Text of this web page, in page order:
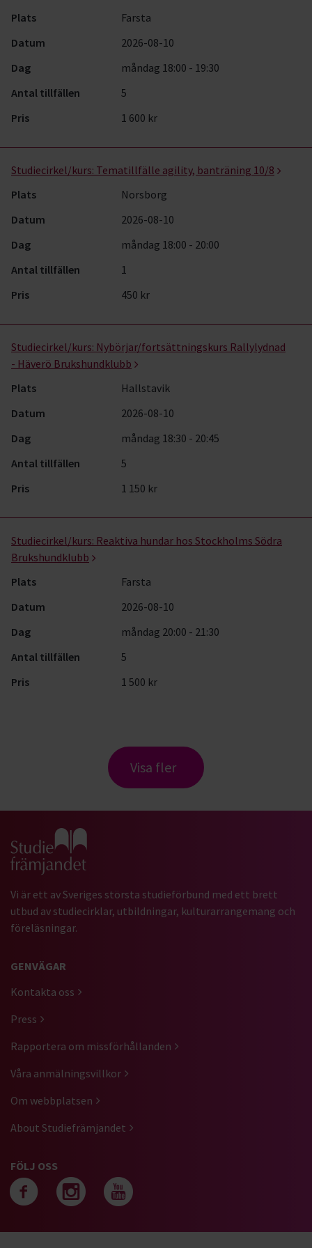
Plats
Farsta
Datum
2026-08-10
Dag
måndag 18:00 - 19:30
Antal tillfällen
5
Pris
1 600 kr
Studiecirkel/kurs: Tematillfälle agility, banträning 10/8
Plats
Norsborg
Datum
2026-08-10
Dag
måndag 18:00 - 20:00
Antal tillfällen
1
Pris
450 kr
Studiecirkel/kurs: Nybörjar/fortsättningskurs Rallylydnad
- Häverö Brukshundklubb
Plats
Hallstavik
Datum
2026-08-10
Dag
måndag 18:30 - 20:45
Antal tillfällen
5
Pris
1 150 kr
Studiecirkel/kurs: Reaktiva hundar hos Stockholms Södra
Brukshundklubb
Plats
Farsta
Datum
2026-08-10
Dag
måndag 20:00 - 21:30
Antal tillfällen
5
Pris
1 500 kr
Visa fler
Gå till studiefrämjandets startsida
Vi är ett av Sveriges största studieförbund med ett brett
utbud av studiecirklar, utbildningar, kulturarrangemang och
föreläsningar.
GENVÄGAR
Kontakta oss
Press
Rapportera om missförhållanden
Våra anmälningsvillkor
Om webbplatsen
About Studiefrämjandet
FÖLJ OSS
Följ oss på facebook
Följ oss på
Följ oss på